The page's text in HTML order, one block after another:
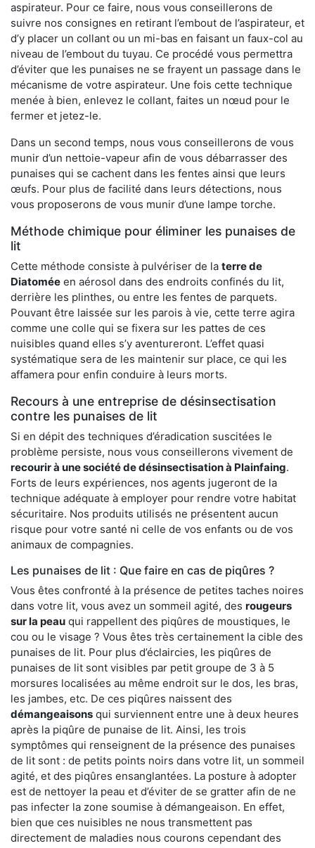
aspirateur. Pour ce faire, nous vous conseillerons de
suivre nos consignes en retirant l’embout de l’aspirateur, et
d’y placer un collant ou un mi-bas en faisant un faux-col au
niveau de l’embout du tuyau. Ce procédé vous permettra
d’éviter que les punaises ne se frayent un passage dans le
mécanisme de votre aspirateur. Une fois cette technique
menée à bien, enlevez le collant, faites un nœud pour le
fermer et jetez-le.
Dans un second temps, nous vous conseillerons de vous
munir d’un nettoie-vapeur afin de vous débarrasser des
punaises qui se cachent dans les fentes ainsi que leurs
œufs. Pour plus de facilité dans leurs détections, nous
vous proposerons de vous munir d’une lampe torche.
Méthode chimique pour éliminer les punaises de
lit
Cette méthode consiste à pulvériser de la terre de
Diatomée en aérosol dans des endroits confinés du lit,
derrière les plinthes, ou entre les fentes de parquets.
Pouvant être laissée sur les parois à vie, cette terre agira
comme une colle qui se fixera sur les pattes de ces
nuisibles quand elles s’y aventureront. L’effet quasi
systématique sera de les maintenir sur place, ce qui les
affamera pour enfin conduire à leurs morts.
Recours à une entreprise de désinsectisation
contre les punaises de lit
Si en dépit des techniques d’éradication suscitées le
problème persiste, nous vous conseillerons vivement de
recourir à une société de désinsectisation à Plainfaing.
Forts de leurs expériences, nos agents jugeront de la
technique adéquate à employer pour rendre votre habitat
sécuritaire. Nos produits utilisés ne présentent aucun
risque pour votre santé ni celle de vos enfants ou de vos
animaux de compagnies.
Les punaises de lit : Que faire en cas de piqûres ?
Vous êtes confronté à la présence de petites taches noires
dans votre lit, vous avez un sommeil agité, des rougeurs
sur la peau qui rappellent des piqûres de moustiques, le
cou ou le visage ? Vous êtes très certainement la cible des
punaises de lit. Pour plus d’éclaircies, les piqûres de
punaises de lit sont visibles par petit groupe de 3 à 5
morsures localisées au même endroit sur le dos, les bras,
les jambes, etc. De ces piqûres naissent des
démangeaisons qui surviennent entre une à deux heures
après la piqûre de punaise de lit. Ainsi, les trois
symptômes qui renseignent de la présence des punaises
de lit sont : de petits points noirs dans votre lit, un sommeil
agité, et des piqûres ensanglantées. La posture à adopter
est de nettoyer la peau et d’éviter de se gratter afin de ne
pas infecter la zone soumise à démangeaison. En effet,
bien que ces nuisibles ne nous transmettent pas
directement de maladies nous courons cependant des